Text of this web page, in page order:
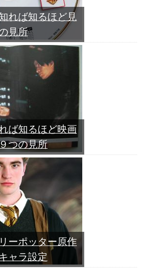
れば知るほど見
見所
ば知るほど映画
つの見所
ーポッター原作
ャラ設定